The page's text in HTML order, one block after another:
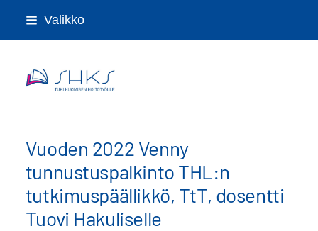
Siirry
Valikko
Sairaanhoitajien koulutussäätiö
Vuoden 2022 Venny
tunnustuspalkinto THL:n
tutkimuspäällikkö, TtT, dosentti
Tuovi Hakuliselle